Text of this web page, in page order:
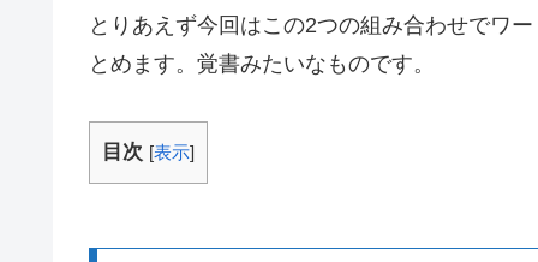
とりあえず今回はこの2つの組み合わせでワ
とめます。覚書みたいなものです。
目次 [表示]